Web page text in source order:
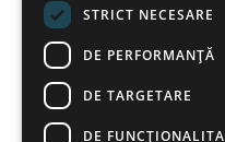
STRICT NECESARE
DE PERFORMANȚĂ
DE TARGETARE
DE